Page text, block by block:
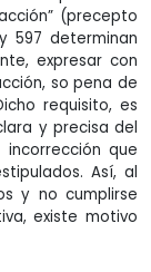
(precepto
597 determinan
expresar con
so pena de
requisito, es
y precisa del
que
Así, al
y no cumplirse
existe motivo